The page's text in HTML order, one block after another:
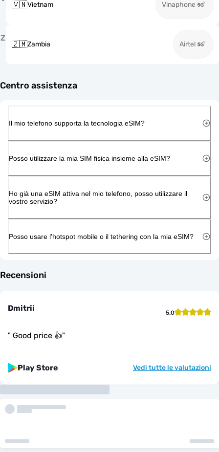
🇻🇳Vietnam Vinaphone
Z
🇿🇲Zambia Airtel
Centro assistenza
Il mio telefono supporta la tecnologia eSIM?
Posso utilizzare la mia SIM fisica insieme alla eSIM?
Ho già una eSIM attiva nel mio telefono, posso utilizzare il
vostro servizio?
Posso usare l'hotspot mobile o il tethering con la mia eSIM?
Recensioni
Dmitrii 5.0
" Good price 👍"
Play Store Vedi tutte le valutazioni